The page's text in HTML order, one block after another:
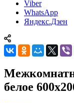
Viber
WhatsApp
Яндекс.Дзен
белое